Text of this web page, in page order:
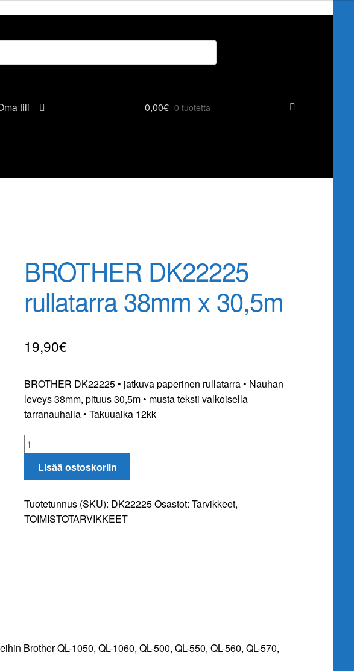
tili 0,00€ 0 tuotetta
BROTHER DK22225
rullatarra 38mm x 30,5m
19,90€
BROTHER DK22225 • jatkuva paperinen rullatarra • Nauhan
leveys 38mm, pituus 30,5m • musta teksti valkoisella
tarranauhalla • Takuuaika 12kk
BROTHER
DK22225
rullatarra
x
30,5m
Lisää ostoskoriin
Tuotetunnus (SKU): DK22225Osastot: Tarvikkeet,
TOIMISTOTARVIKKEET
Brother QL-1050, QL-1060, QL-500, QL-550, QL-560, QL-570,